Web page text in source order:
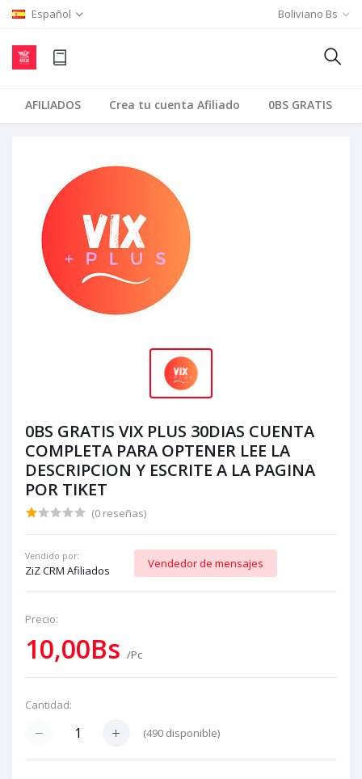
Español Boliviano Bs
AFILIADOS Crea tu cuenta Afiliado 0BS GRATIS
0BS GRATIS VIX PLUS 30DIAS CUENTA
COMPLETA PARA OPTENER LEE LA
DESCRIPCION Y ESCRITE A LA PAGINA
POR TIKET
(0 reseñas)
Vendido por:
ZiZ CRM Afiliados
Vendedor de mensajes
Precio:
10,00Bs /Pc
Cantidad:
(490 disponible)